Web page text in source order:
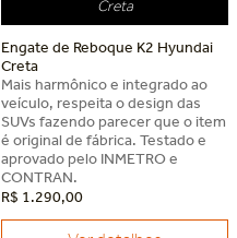
Creta
Engate de Reboque K2 Hyundai
Creta
Mais harmônico e integrado ao
veículo, respeita o design das
SUVs fazendo parecer que o item
é original de fábrica. Testado e
aprovado pelo INMETRO e
CONTRAN.
R$ 1.290,00